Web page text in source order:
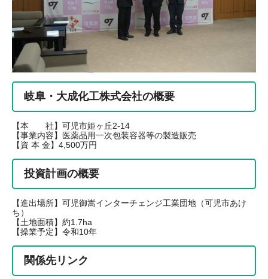
岐阜・大成化工株式会社の概要
【本 社】可児市姫ヶ丘2-14
【事業内容】医薬品用一次包装容器等の製造販売
【資 本 金】4,500万円
投資計画の概要
【進出場所】可児御嵩インターチェンジ工業団地（可児市あけ
ち）
【土地面積】約1.7ha
【操業予定】令和10年
関係先リンク